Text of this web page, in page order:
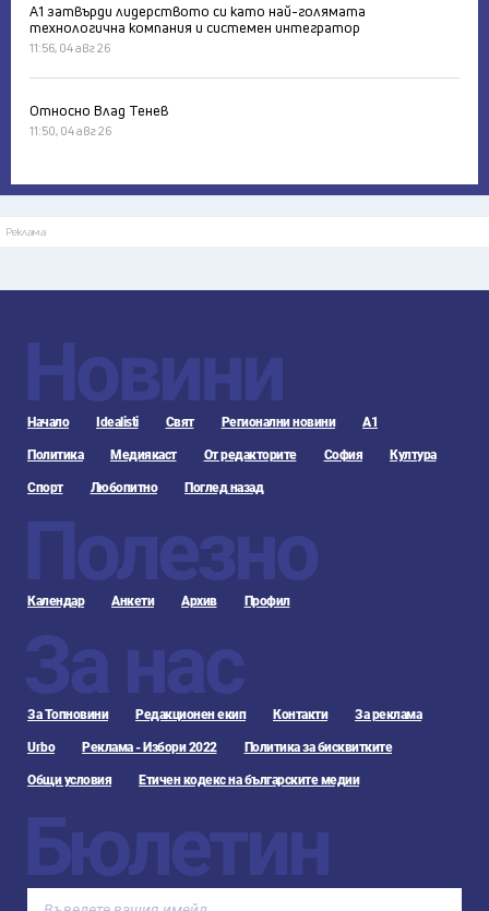
А1 затвърди лидерството си като най-голямата
технологична компания и системен интегратор
11:56, 04 авг 26
Относно Влад Тенев
11:50, 04 авг 26
Реклама
Новини
Начало Idealisti Свят Регионални новини А1
Политика Медиякаст От редакторите София Култура
Спорт Любопитно Поглед назад
Полезно
Календар Анкети Архив Профил
За нас
За Топновини Редакционен екип Контакти За реклама
Urbo Реклама - Избори 2022 Политика за бисквитките
Общи условия Етичен кодекс на българските медии
Бюлетин